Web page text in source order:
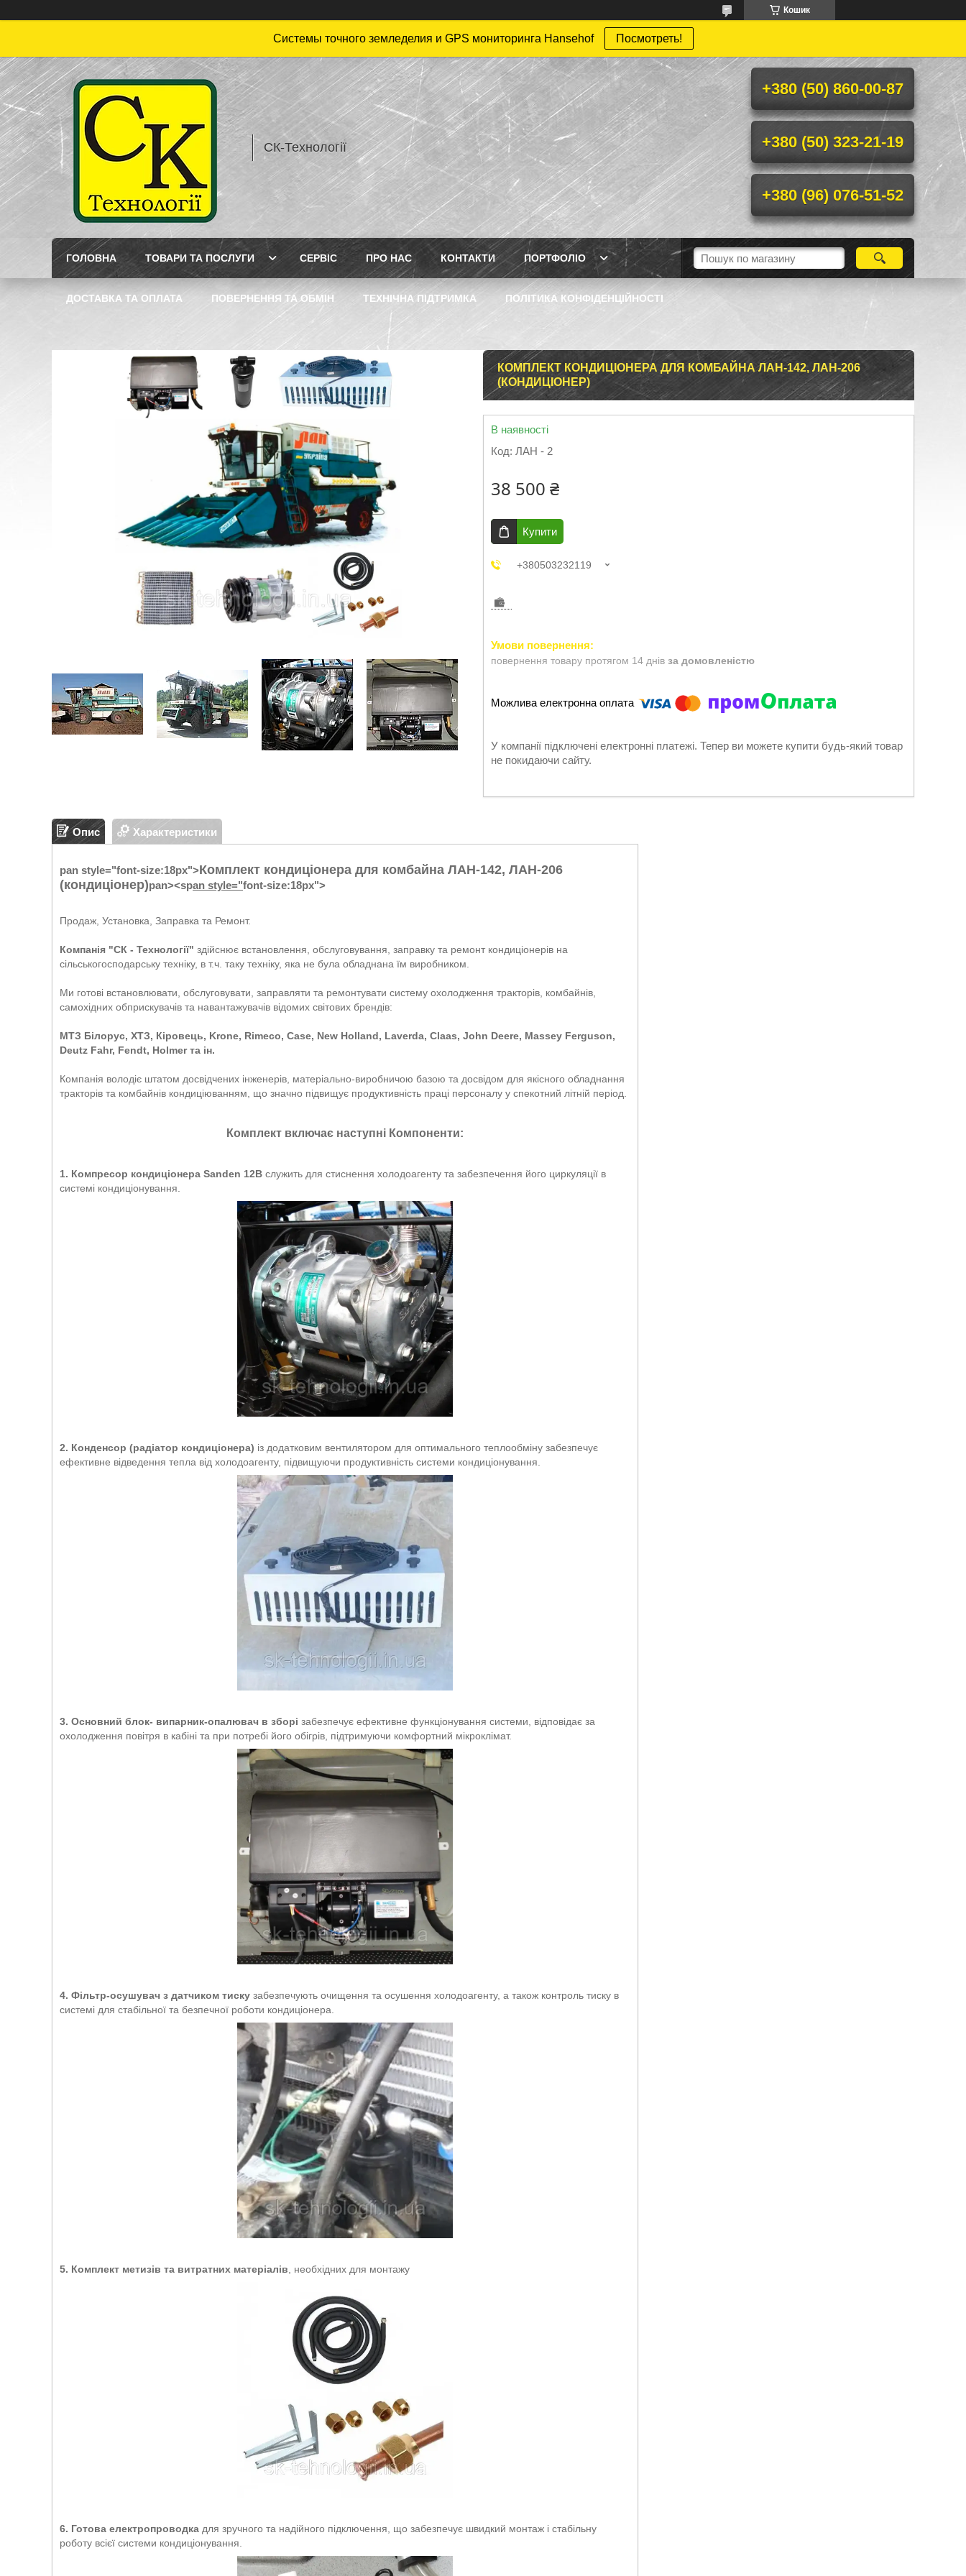
Кошик
Системы точного земледелия и GPS мониторинга Hansehof Посмотреть!
СК-Технології
+380 (50) 860-00-87
+380 (50) 323-21-19
+380 (96) 076-51-52
ГОЛОВНА ТОВАРИ ТА ПОСЛУГИ СЕРВІС ПРО НАС КОНТАКТИ ПОРТФОЛІО
ДОСТАВКА ТА ОПЛАТА ПОВЕРНЕННЯ ТА ОБМІН ТЕХНІЧНА ПІДТРИМКА ПОЛІТИКА КОНФІДЕНЦІЙНОСТІ
КОМПЛЕКТ КОНДИЦІОНЕРА ДЛЯ КОМБАЙНА ЛАН-142, ЛАН-206
(КОНДИЦІОНЕР)
В наявності
Код: ЛАН - 2
38 500 ₴
Купити
+380503232119
повернення товару протягом 14 днів за домовленістю
У компанії підключені електронні платежі. Тепер ви можете купити будь-який товар
не покидаючи сайту.
Опис Характеристики
pan style="font-size:18px">Комплект кондиціонера для комбайна ЛАН-142, ЛАН-206
(кондиціонер)pan><span style="font-size:18px">
Продаж, Установка, Заправка та Ремонт.
Компанія "СК - Технології" здійснює встановлення, обслуговування, заправку та ремонт кондиціонерів на
сільськогосподарську техніку, в т.ч. таку техніку, яка не була обладнана їм виробником.
Ми готові встановлювати, обслуговувати, заправляти та ремонтувати систему охолодження тракторів, комбайнів,
самохідних обприскувачів та навантажувачів відомих світових брендів:
МТЗ Білорус, ХТЗ, Кіровець, Krone, Rimeco, Сase, New Holland, Laverda, Claas, John Deere, Massey Ferguson,
Deutz Fahr, Fendt, Holmer та ін.
Компанія володіє штатом досвідчених інженерів, матеріально-виробничою базою та досвідом для якісного обладнання
тракторів та комбайнів кондиціюванням, що значно підвищує продуктивність праці персоналу у спекотний літній період.
Комплект включає наступні Компоненти:
1. Компресор кондиціонера Sanden 12В служить для стиснення холодоагенту та забезпечення його циркуляції в
системі кондиціонування.
2. Конденсор (радіатор кондиціонера) із додатковим вентилятором для оптимального теплообміну забезпечує
ефективне відведення тепла від холодоагенту, підвищуючи продуктивність системи кондиціонування.
3. Основний блок- випарник-опалювач в зборі забезпечує ефективне функціонування системи, відповідає за
охолодження повітря в кабіні та при потребі його обігрів, підтримуючи комфортний мікроклімат.
4. Фільтр-осушувач з датчиком тиску забезпечують очищення та осушення холодоагенту, а також контроль тиску в
системі для стабільної та безпечної роботи кондиціонера.
5. Комплект метизів та витратних матеріалів , необхідних для монтажу
6. Готова електропроводка для зручного та надійного підключення, що забезпечує швидкий монтаж і стабільну
роботу всієї системи кондиціонування.